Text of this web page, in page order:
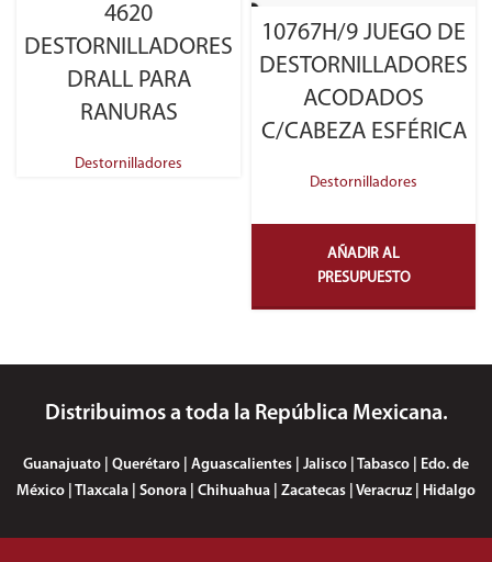
4620
DESTORNILLADORES
DRALL PARA
RANURAS
Destornilladores
10767H/9 JUEGO DE
DESTORNILLADORES
ACODADOS
C/CABEZA ESFÉRICA
Destornilladores
AÑADIR AL
PRESUPUESTO
Distribuimos a toda la República Mexicana.
Guanajuato | Querétaro | Aguascalientes | Jalisco | Tabasco | Edo. de
México | Tlaxcala | Sonora | Chihuahua | Zacatecas | Veracruz | Hidalgo